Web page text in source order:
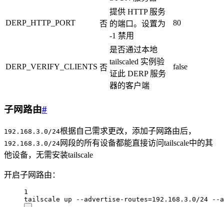
DERP_HTTP_PORT 否
提供 HTTP 服务
的端口。设置为
-1 禁用
80
DERP_VERIFY_CLIENTS 否
是否通过本地
tailscaled 实例验
证此 DERP 服务
器的客户端
false
子网路由#
192.168.3.0/24根据自己需求更改，添加子网路由后，
192.168.3.0/24 网段的所有设备都能直接访问tailscale中的其
他设备，无需安装tailscale
开启子网路由：
1
tailscale up --advertise-routes=192.168.3.0/24 --